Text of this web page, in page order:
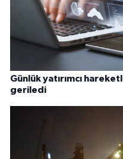
Günlük yatırımcı
geriledi